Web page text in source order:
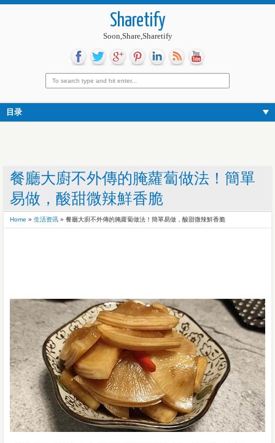
Sharetify
Soon,Share,Sharetify
目录
餐廳大廚不外傳的腌蘿蔔做法！簡單
易做，酸甜微辣鮮香脆
Home » 生活资讯 » 餐廳大廚不外傳的腌蘿蔔做法！簡單易做，酸甜微辣鮮香脆